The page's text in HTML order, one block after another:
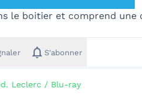
le boitier et comprend une
notifications S'abonner
Leclerc / Blu-ray